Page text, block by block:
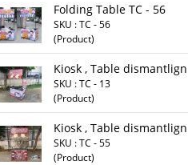
Folding Table TC - 56
SKU : TC - 56
(Product)
Kiosk , Table dismantlign
SKU : TC - 13
(Product)
Kiosk , Table dismantlign
SKU : TC - 55
(Product)